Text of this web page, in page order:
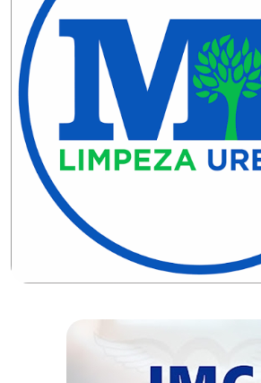
DE
MACAU
CARNAVAL
DO
RN
CICLISMO
COMPETIÇÃO
CONFERÊNCIA